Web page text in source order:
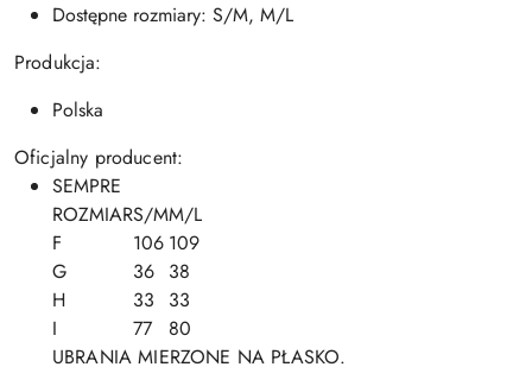
Dostępne rozmiary: S/M, M/L
Produkcja:
Polska
Oficjalny producent:
SEMPRE
ROZMIARS/MM/L
F
106 109
G
36 38
H
33
33
I
77
80
UBRANIA MIERZONE NA PŁASKO.